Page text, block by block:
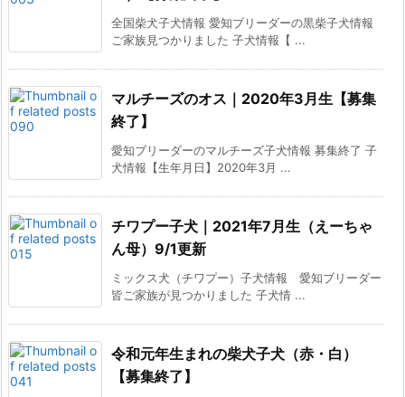
全国柴犬子犬情報 愛知ブリーダーの黒柴子犬情報
ご家族見つかりました 子犬情報【 ...
マルチーズのオス｜2020年3月生【募集
終了】
愛知ブリーダーのマルチーズ子犬情報 募集終了 子
犬情報【生年月日】2020年3月 ...
チワプー子犬｜2021年7月生（えーちゃ
ん母）9/1更新
ミックス犬（チワプー）子犬情報 愛知ブリーダー
皆ご家族が見つかりました 子犬情 ...
令和元年生まれの柴犬子犬（赤・白）
【募集終了】